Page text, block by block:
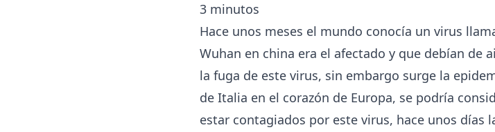
3 minutos
Hace unos meses el mundo conocía un virus
Wuhan en china era el afectado y que debían de
la fuga de este virus, sin embargo surge la
de Italia en el corazón de Europa, se podría
estar contagiados por este virus, hace unos días